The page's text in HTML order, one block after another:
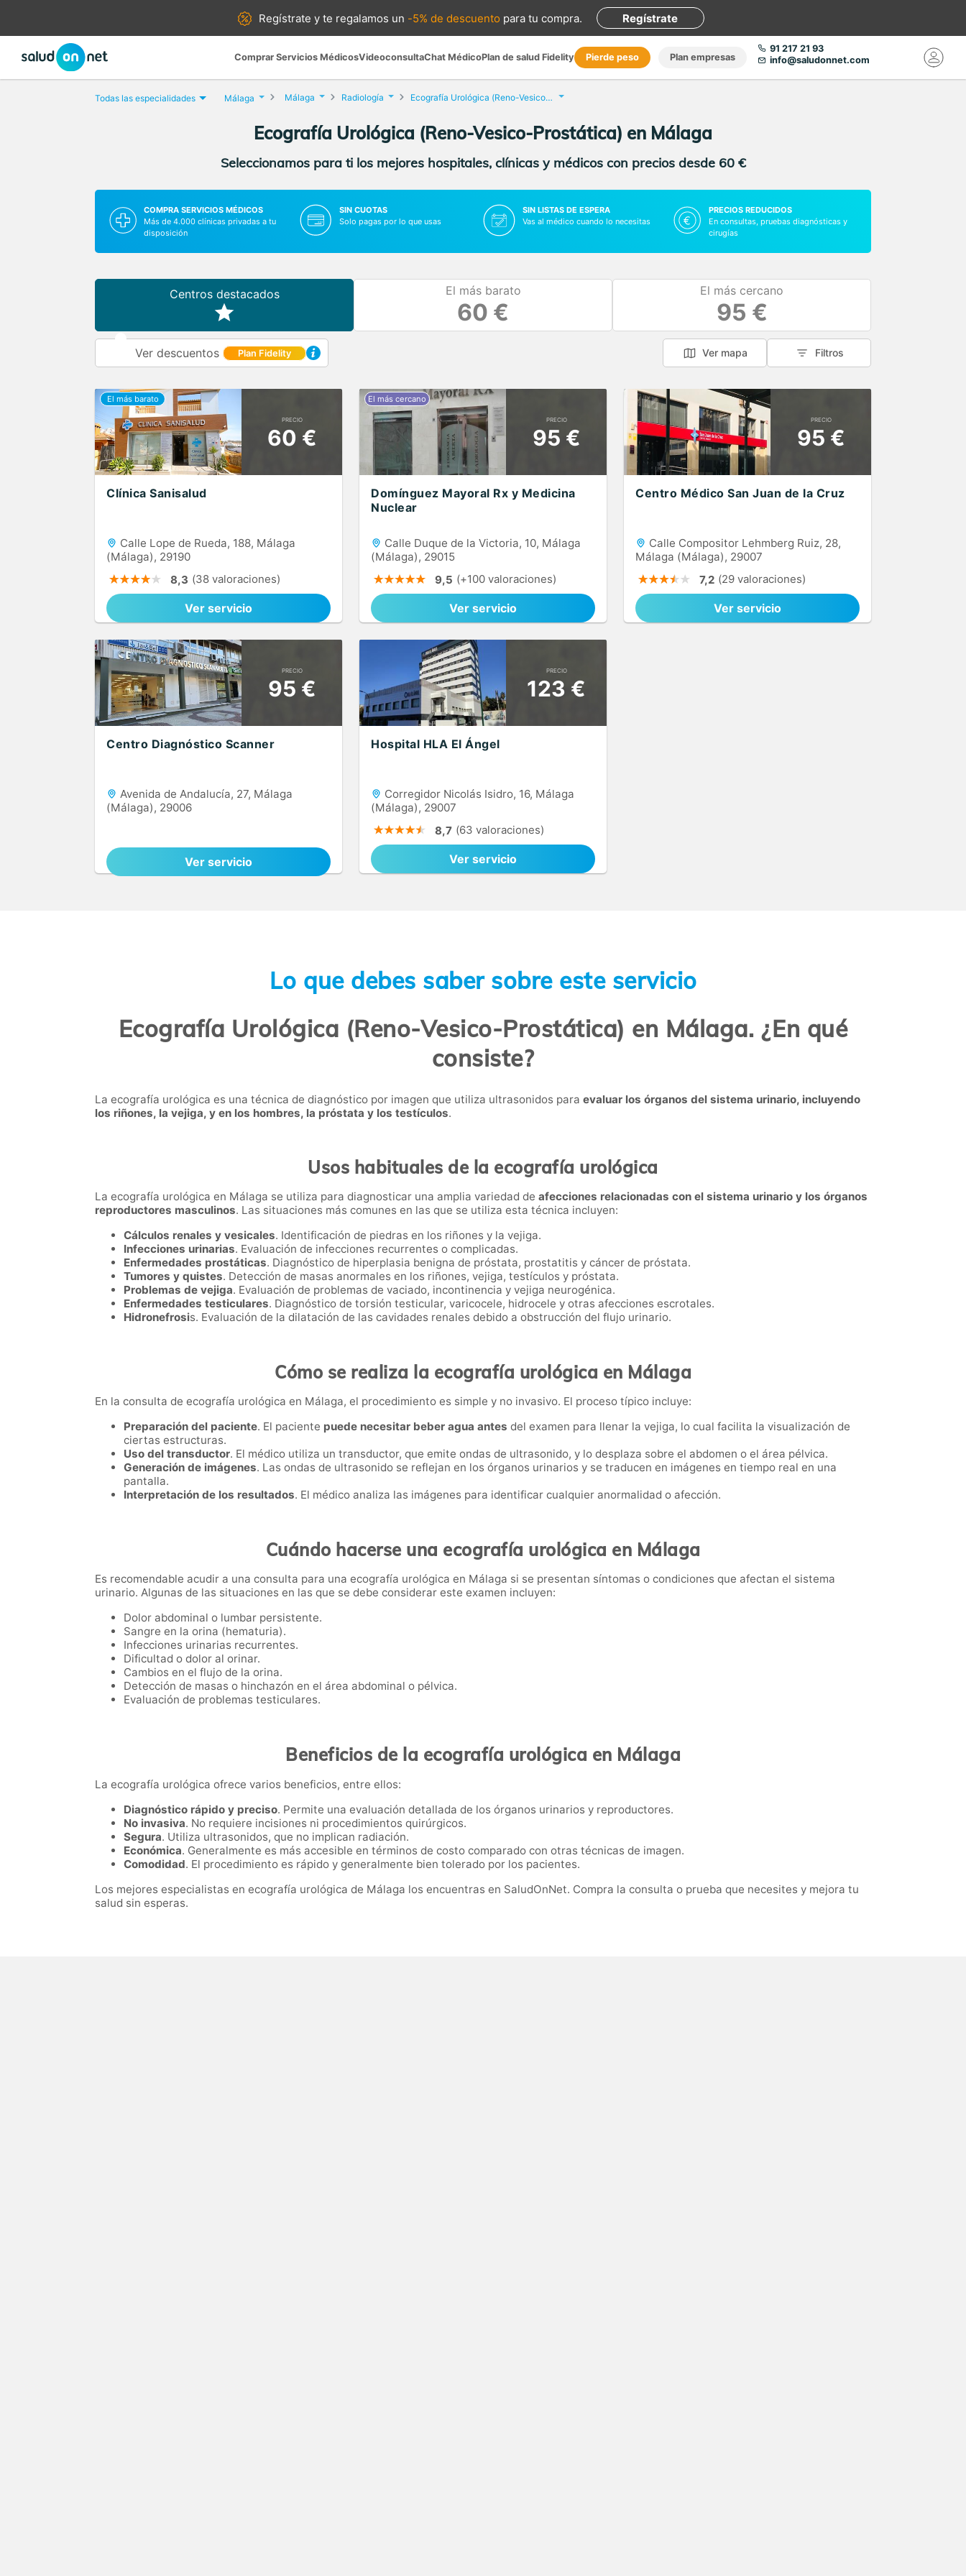
Regístrate yte regalamos un -5% de descuento para tu compra. Regístrate
Comprar Servicios MédicosVideoconsultaChat MédicoPlan de salud Fidelity Pierde peso Plan empresas
91 217 21 93
info@saludonnet.com
Todas las especialidades Málaga Málaga Radiología Ecografía Urológica (Reno-Vesico-Prostática)
Ecografía Urológica (Reno-Vesico-Prostática) en Málaga
Seleccionamos para ti los mejores hospitales, clínicas y médicos con precios desde 60 €
COMPRA SERVICIOS MÉDICOS
Más de 4.000 clínicas privadas a tu
disposición
SIN CUOTAS
Solo pagas por lo que usas
SIN LISTAS DE ESPERA
Vas al médico cuando lo necesitas
PRECIOS REDUCIDOS
En consultas, pruebas diagnósticas y
cirugías
Centros destacados El más barato
60 €
El más cercano
95 €
Ver descuentos Plan Fidelity Ver mapa Filtros
PRECIO
60 €
Clínica Sanisalud
Calle Lope de Rueda, 188, Málaga
(Málaga), 29190
8,3 (38 valoraciones)
Ver servicio
PRECIO
95 €
Domínguez Mayoral Rx y Medicina
Nuclear
Calle Duque de la Victoria, 10, Málaga
(Málaga), 29015
9,5 (+100 valoraciones)
Ver servicio
PRECIO
95 €
Centro Médico San Juan de la Cruz
Calle Compositor Lehmberg Ruiz, 28,
Málaga (Málaga), 29007
7,2 (29 valoraciones)
Ver servicio
PRECIO
95 €
Centro Diagnóstico Scanner
Avenida de Andalucía, 27, Málaga
(Málaga), 29006
Ver servicio
PRECIO
123 €
Hospital HLA El Ángel
Corregidor Nicolás Isidro, 16, Málaga
(Málaga), 29007
8,7 (63 valoraciones)
Ver servicio
Lo que debes saber sobre este servicio
Ecografía Urológica (Reno-Vesico-Prostática) en Málaga. ¿En qué
consiste?
La ecografía urológica es una técnica de diagnóstico por imagen que utiliza ultrasonidos para evaluar los órganos del sistema urinario, incluyendo
los riñones, la vejiga, y en los hombres, la próstata y los testículos.
Usos habituales de la ecografía urológica
La ecografía urológica en Málaga se utiliza para diagnosticar una amplia variedad de afecciones relacionadas con el sistema urinario y los órganos
reproductores masculinos. Las situaciones más comunes en las que se utiliza esta técnica incluyen:
Cálculos renales y vesicales. Identificación de piedras en los riñones y la vejiga.
Infecciones urinarias. Evaluación de infecciones recurrentes o complicadas.
Enfermedades prostáticas. Diagnóstico de hiperplasia benigna de próstata, prostatitis y cáncer de próstata.
Tumores y quistes. Detección de masas anormales en los riñones, vejiga, testículos y próstata.
Problemas de vejiga. Evaluación de problemas de vaciado, incontinencia y vejiga neurogénica.
Enfermedades testiculares. Diagnóstico de torsión testicular, varicocele, hidrocele y otras afecciones escrotales.
Hidronefrosis. Evaluación de la dilatación de las cavidades renales debido a obstrucción del flujo urinario.
Cómo se realiza la ecografía urológica en Málaga
En la consulta de ecografía urológica en Málaga, el procedimiento es simple y no invasivo. El proceso típico incluye:
Preparación del paciente. El paciente puede necesitar beber agua antes del examen para llenar la vejiga, lo cual facilita la visualización de
ciertas estructuras.
Uso del transductor. El médico utiliza un transductor, que emite ondas de ultrasonido, y lo desplaza sobre el abdomen o el área pélvica.
Generación de imágenes. Las ondas de ultrasonido se reflejan en los órganos urinarios y se traducen en imágenes en tiempo real en una
pantalla.
Interpretación de los resultados. El médico analiza las imágenes para identificar cualquier anormalidad o afección.
Cuándo hacerse una ecografía urológica en Málaga
Es recomendable acudir a una consulta para una ecografía urológica en Málaga si se presentan síntomas o condiciones que afectan el sistema
urinario. Algunas de las situaciones en las que se debe considerar este examen incluyen:
Dolor abdominal o lumbar persistente.
Sangre en la orina (hematuria).
Infecciones urinarias recurrentes.
Dificultad o dolor al orinar.
Cambios en el flujo de la orina.
Detección de masas o hinchazón en el área abdominal o pélvica.
Evaluación de problemas testiculares.
Beneficios de la ecografía urológica en Málaga
La ecografía urológica ofrece varios beneficios, entre ellos:
Diagnóstico rápido y preciso. Permite una evaluación detallada de los órganos urinarios y reproductores.
No invasiva. No requiere incisiones ni procedimientos quirúrgicos.
Segura. Utiliza ultrasonidos, que no implican radiación.
Económica. Generalmente es más accesible en términos de costo comparado con otras técnicas de imagen.
Comodidad. El procedimiento es rápido y generalmente bien tolerado por los pacientes.
Los mejores especialistas en ecografía urológica de Málaga los encuentras en SaludOnNet. Compra la consulta o prueba que necesites y mejora tu
salud sin esperas.